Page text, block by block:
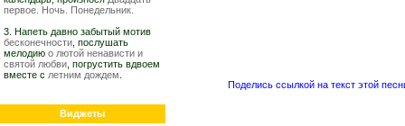
первое. Ночь. Понедельник.
3. Напеть давно забытый мотив
бесконечности , послушать
мелодию о лютой ненависти и
святой любви , погрустить вдвоем
вместе с летним дождем
Виджеты
Поделись ссылкой на текст этой